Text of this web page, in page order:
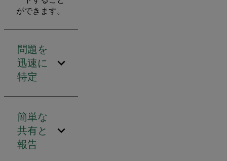
ができます。
問題を
迅速に
特定
簡単な
共有と
報告